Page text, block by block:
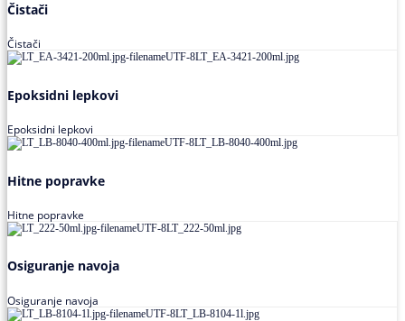
Čistači
Čistači
Epoksidni lepkovi
Epoksidni lepkovi
Hitne popravke
Hitne popravke
Osiguranje navoja
Osiguranje navoja